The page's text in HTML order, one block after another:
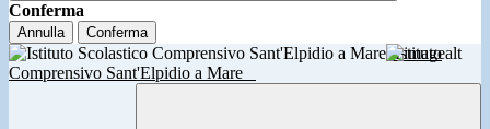
Conferma
Annulla Conferma
Istituto
Comprensivo Sant'Elpidio a Mare